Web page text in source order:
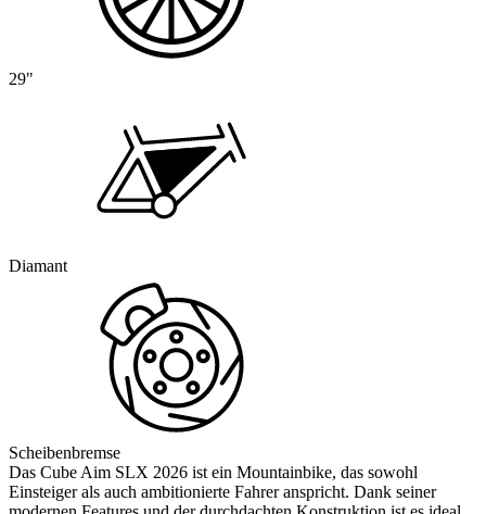
29"
Diamant
Scheibenbremse
Das Cube Aim SLX 2026 ist ein Mountainbike, das sowohl
Einsteiger als auch ambitionierte Fahrer anspricht. Dank seiner